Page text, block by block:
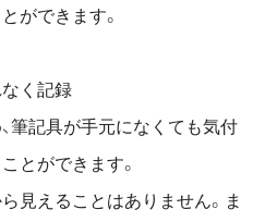
ができます。
く記録
筆記具が⼿元になくても気付
とができます。
⾒えることはありません。ま